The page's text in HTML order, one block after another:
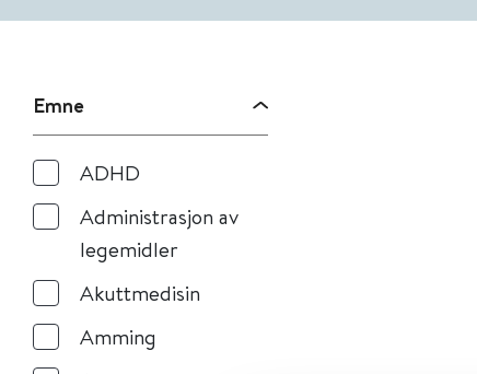
Emne
ADHD
Administrasjon av
legemidler
Akuttmedisin
Amming